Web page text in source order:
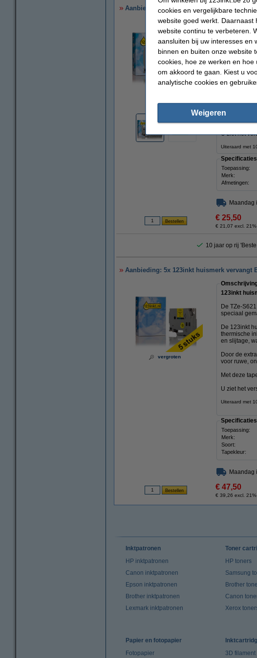
Aanbieding: 123inkt huismerk vervangt
Profiteer van
(zwart op
De TZe-
lengte van
De 123inkt
De
water en
Door de
U ziet het
Uiteraard met
Specificaties
Toepassing:
Merk:
Afmetingen:
Maandag
€ 25,50
€ 21,07 excl.
10 jaar op rij
Aanbieding: 5x 123inkt huismerk vervangt
vergroten
123inkt
De TZe-
speciaal
De 123inkt
thermische
en slijtage,
Door de
voor ruwe,
Met deze
U ziet het
Uiteraard met
Specificaties
Toepassing:
Merk:
Soort:
Tapekleur:
Maandag
€ 47,50
€ 39,26 excl.
Inktpatronen
HP inktpatronen
Canon inktpatronen
Epson inktpatronen
Brother inktpatronen
Lexmark inktpatronen
Toner
HP toners
Samsung
Brother
Canon
Xerox
Papier en fotopapier
Fotopapier
3D filament
cookies en vergelijkbare
website goed werkt.
website continu te verbeteren.
aansluiten bij uw interesses en
binnen en buiten onze website
cookies, hoe ze werken en
om akkoord te gaan. Kiest u
analytische cookies en
Weigeren